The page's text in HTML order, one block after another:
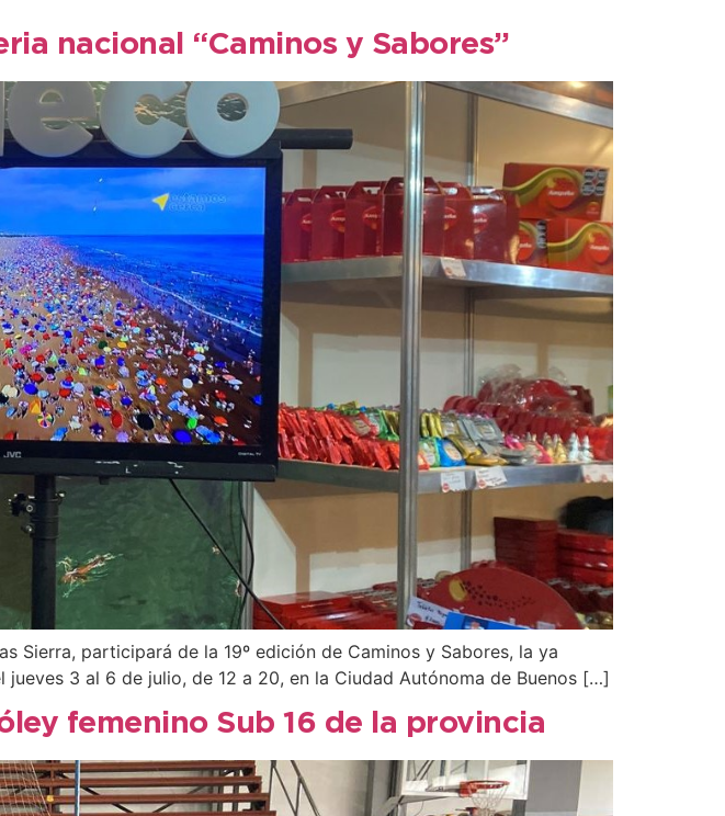
nacional “Caminos y Sabores”
Sierra, participará de la 19º edición de Caminos y Sabores, la ya
3 al 6 de julio, de 12 a 20, en la Ciudad Autónoma de Buenos […]
femenino Sub 16 de la provincia